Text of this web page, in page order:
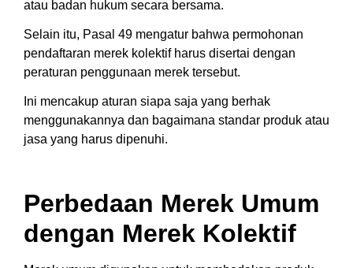
atau badan hukum secara bersama.
Selain itu, Pasal 49 mengatur bahwa permohonan
pendaftaran merek kolektif harus disertai dengan
peraturan penggunaan merek tersebut.
Ini mencakup aturan siapa saja yang berhak
menggunakannya dan bagaimana standar produk atau
jasa yang harus dipenuhi.
Perbedaan Merek Umum
dengan Merek Kolektif